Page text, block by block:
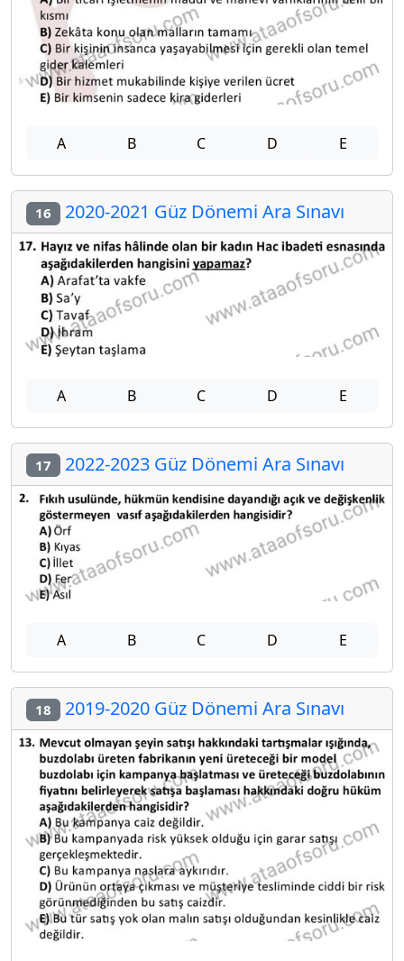
A B C D E
16 2020-2021 Güz Dönemi Ara Sınavı
A B C D E
17 2022-2023 Güz Dönemi Ara Sınavı
A B C D E
18 2019-2020 Güz Dönemi Ara Sınavı